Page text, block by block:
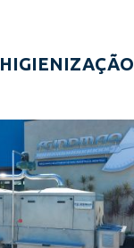
HIGIENIZAÇÃO